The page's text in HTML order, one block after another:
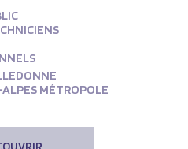
MÉTROPOLE